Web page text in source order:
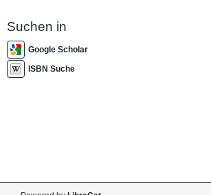
Suchen in
Google Scholar
ISBN Suche